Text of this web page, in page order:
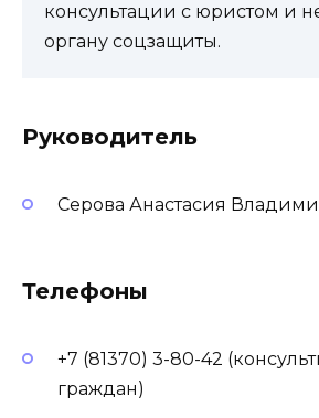
консультации с юристом и
органу соцзащиты.
Руководитель
Серова Анастасия
Телефоны
+7 (81370) 3-80-42
граждан)